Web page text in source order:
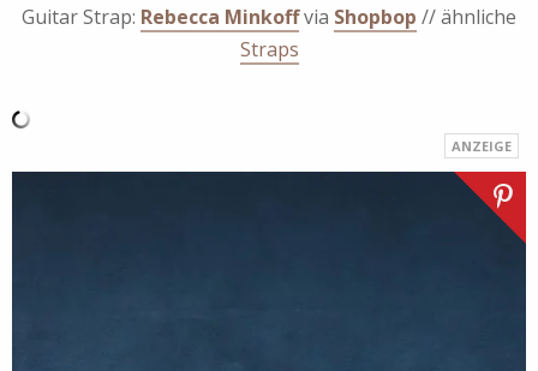
Guitar Strap: Rebecca Minkoffvia Shopbop // ähnliche
Straps